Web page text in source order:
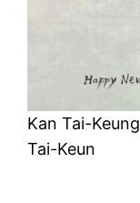
Kan Tai-
Tai-Keun